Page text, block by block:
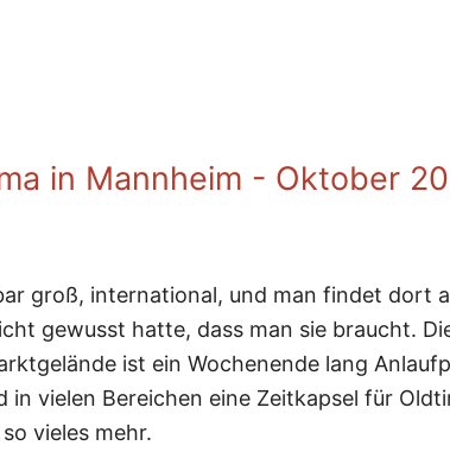
für den Capri Roller
in Mannheim - Oktober
groß, international, und man findet dort
gewusst hatte, dass man sie braucht.
ist ein Wochenende lang
in vielen Bereichen eine Zeitkapsel für
vieles mehr.